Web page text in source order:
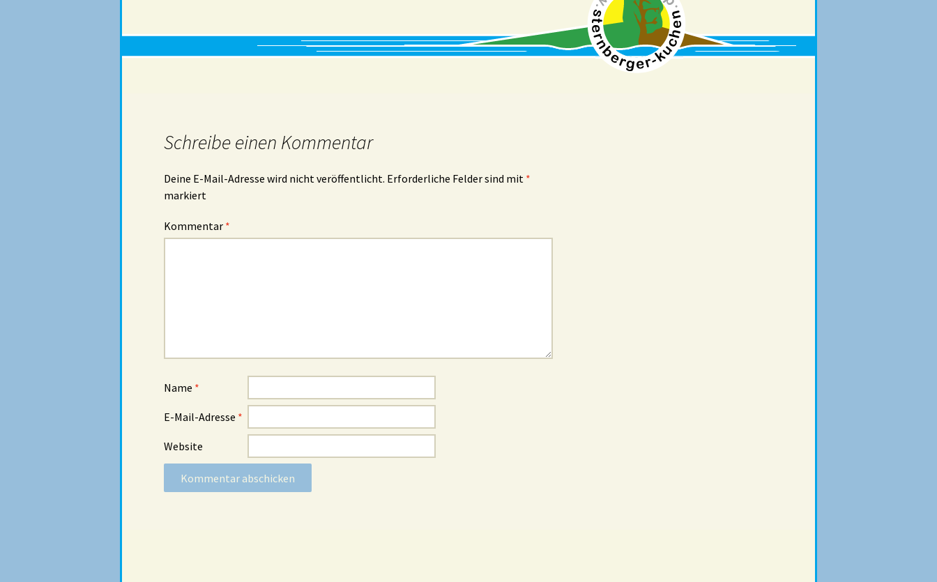
Schreibe einen Kommentar
Deine E-Mail-Adresse wird nicht veröffentlicht. Erforderliche Felder sind mit *
markiert
Kommentar *
Name *
E-Mail-Adresse *
Website